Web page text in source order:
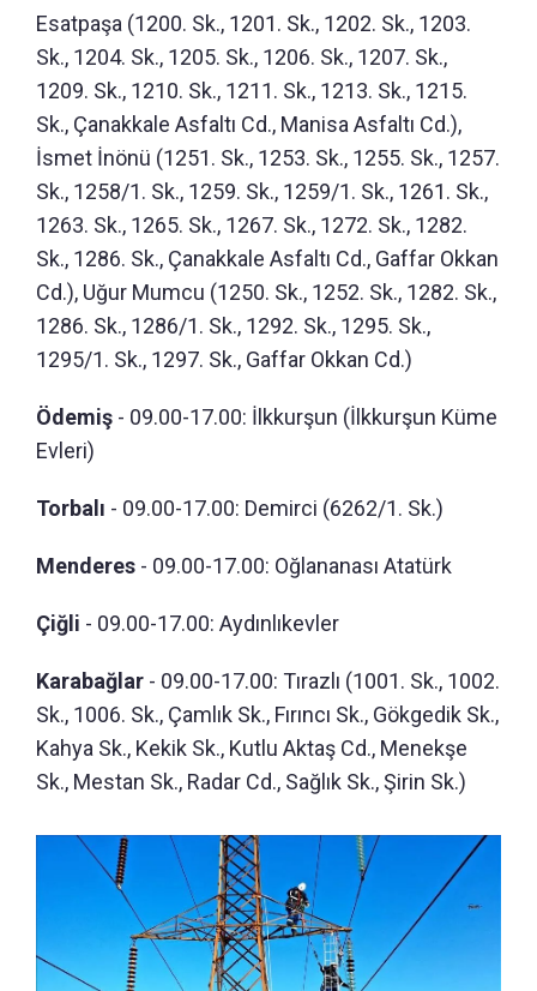
Esatpaşa (1200. Sk., 1201. Sk., 1202. Sk., 1203.
Sk., 1204. Sk., 1205. Sk., 1206. Sk., 1207. Sk.,
1209. Sk., 1210. Sk., 1211. Sk., 1213. Sk., 1215.
Sk., Çanakkale Asfaltı Cd., Manisa Asfaltı Cd.),
İsmet İnönü (1251. Sk., 1253. Sk., 1255. Sk., 1257.
Sk., 1258/1. Sk., 1259. Sk., 1259/1. Sk., 1261. Sk.,
1263. Sk., 1265. Sk., 1267. Sk., 1272. Sk., 1282.
Sk., 1286. Sk., Çanakkale Asfaltı Cd., Gaffar Okkan
Cd.), Uğur Mumcu (1250. Sk., 1252. Sk., 1282. Sk.,
1286. Sk., 1286/1. Sk., 1292. Sk., 1295. Sk.,
1295/1. Sk., 1297. Sk., Gaffar Okkan Cd.)
Ödemiş - 09.00-17.00: İlkkurşun (İlkkurşun Küme
Evleri)
Torbalı - 09.00-17.00: Demirci (6262/1. Sk.)
Menderes - 09.00-17.00: Oğlananası Atatürk
Çiğli - 09.00-17.00: Aydınlıkevler
Karabağlar - 09.00-17.00: Tırazlı (1001. Sk., 1002.
Sk., 1006. Sk., Çamlık Sk., Fırıncı Sk., Gökgedik Sk.,
Kahya Sk., Kekik Sk., Kutlu Aktaş Cd., Menekşe
Sk., Mestan Sk., Radar Cd., Sağlık Sk., Şirin Sk.)